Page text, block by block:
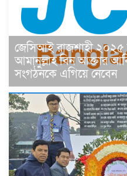
জেসিআই রাজশাহী ২০২৫
আমানুল্লাহ বিন আক্তার
সংগঠনকে এগিয়ে নেবেন